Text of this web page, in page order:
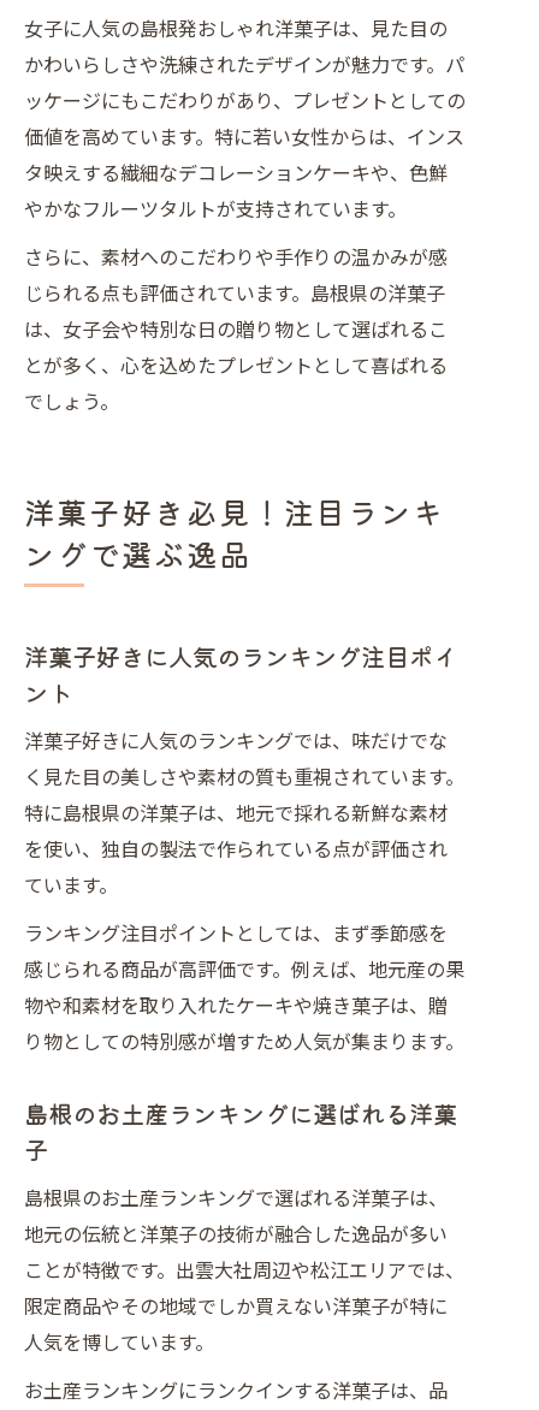
女子に人気の島根発おしゃれ洋菓子は、見た目の
かわいらしさや洗練されたデザインが魅力です。パ
ッケージにもこだわりがあり、プレゼントとしての
価値を高めています。特に若い女性からは、インス
タ映えする繊細なデコレーションケーキや、色鮮
やかなフルーツタルトが支持されています。
さらに、素材へのこだわりや手作りの温かみが感
じられる点も評価されています。島根県の洋菓子
は、女子会や特別な日の贈り物として選ばれるこ
とが多く、心を込めたプレゼントとして喜ばれる
でしょう。
洋菓子好き必見！注目ランキ
ングで選ぶ逸品
洋菓子好きに人気のランキング注目ポイ
ント
洋菓子好きに人気のランキングでは、味だけでな
く見た目の美しさや素材の質も重視されています。
特に島根県の洋菓子は、地元で採れる新鮮な素材
を使い、独自の製法で作られている点が評価され
ています。
ランキング注目ポイントとしては、まず季節感を
感じられる商品が高評価です。例えば、地元産の果
物や和素材を取り入れたケーキや焼き菓子は、贈
り物としての特別感が増すため人気が集まります。
島根のお土産ランキングに選ばれる洋菓
子
島根県のお土産ランキングで選ばれる洋菓子は、
地元の伝統と洋菓子の技術が融合した逸品が多い
ことが特徴です。出雲大社周辺や松江エリアでは、
限定商品やその地域でしか買えない洋菓子が特に
人気を博しています。
お土産ランキングにランクインする洋菓子は、品